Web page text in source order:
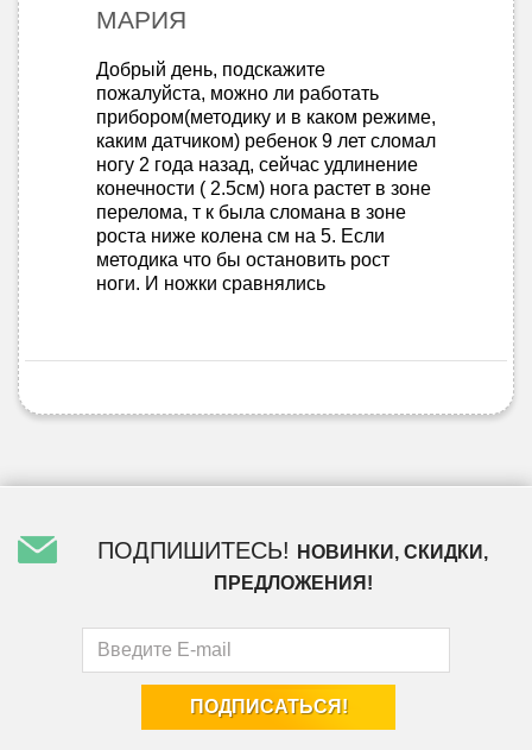
МАРИЯ
Добрый день, подскажите
пожалуйста, можно ли работать
прибором(методику и в каком режиме,
каким датчиком) ребенок 9 лет сломал
ногу 2 года назад, сейчас удлинение
конечности ( 2.5см) нога растет в зоне
перелома, т к была сломана в зоне
роста ниже колена см на 5. Если
методика что бы остановить рост
ноги. И ножки сравнялись
ПОДПИШИТЕСЬ!
НОВИНКИ, СКИДКИ,
ПРЕДЛОЖЕНИЯ!